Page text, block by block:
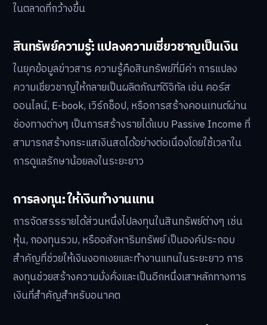
ในตลาดที่กว้างขึ้น
สินทรัพย์ความรู้: แปลงความเชี่ยวชาญเป็นเงิน
ในยุคข้อมูลข่าวสาร ความรู้คือสินทรัพย์ที่มีค่า การแปลง
ความเชี่ยวชาญให้กลายเป็นผลิตภัณฑ์ดิจิทัล เช่น คอร์ส
ออนไลน์, E-book, เวิร์กช็อป, หรือการสร้างคอนเทนต์ผ่าน
ช่องทางต่างๆ เป็นการสร้างรายได้แบบ Passive Income ที่
สามารถสร้างกระแสเงินสดได้อย่างต่อเนื่องโดยใช้เวลาใน
การดูแลรักษาน้อยลงในระยะยาว
การลงทุน: ให้เงินทำงานแทน
การจัดสรรรายได้ส่วนหนึ่งไปลงทุนในสินทรัพย์ต่างๆ เช่น
หุ้น, กองทุนรวม, หรืออสังหาริมทรัพย์ เป็นองค์ประกอบ
สำคัญที่ช่วยให้เงินงอกเงยและทำงานแทนในระยะยาว การ
ลงทุนช่วยสร้างความมั่งคั่งและเป็นอีกหนึ่งเสาหลักทางการ
เงินที่สำคัญสำหรับอนาคต